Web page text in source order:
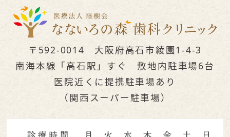
〒592-0014 大阪府高石市綾園1-4-3
南海本線「高石駅」すぐ 敷地内駐車場6台
医院近くに提携駐車場あり
（関西スーパー駐車場）